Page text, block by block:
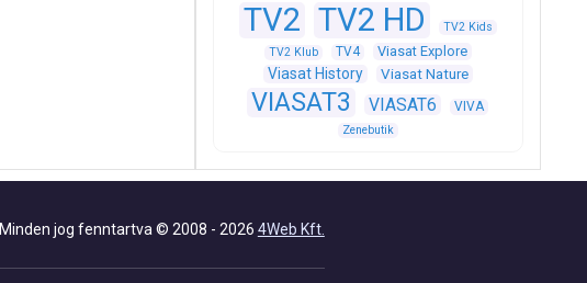
TV2 TV2 HD
TV2 Kids
TV2 Klub
TV4 Viasat Explore
Viasat History Viasat Nature
VIASAT3 VIASAT6 VIVA
Zenebutik
Minden jog fenntartva © 2008 - 2026 4Web Kft.